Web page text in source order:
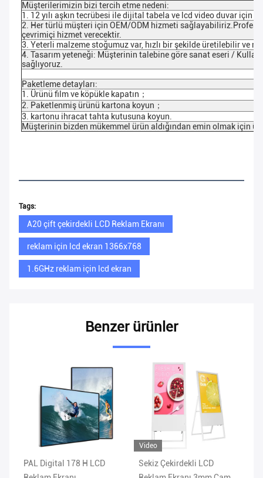
Müşterilerimizin bizi tercih etme nedeni:
1. 12 yılı aşkın tecrübesi ile dijital tabela ve lcd video duvar için
2. Her türlü müşteri için OEM/ODM hizmeti
çevrimiçi hizmet verecektir.
3. Yeterli malzeme stoğumuz var, hızlı bir şekilde üretilebilir ve
4. Tasarım yeteneği: Müşterinin talebine göre sanat eseri /
sağlıyoruz.
Paketleme detayları:
1. Ürünü film ve köpükle kapatın；
2. Paketlenmiş ürünü kartona koyun；
3. kartonu ihracat tahta kutusuna koyun.
Müşterinin bizden mükemmel ürün aldığından emin olmak için
Tags:
A20 çift çekirdekli LCD Reklam Ekranı
reklam için lcd ekran 1366x768
1.6GHz reklam için lcd ekran
Benzer ürünler
PAL Digital 178 H LCD
Video
Sekiz Çekirdekli LCD